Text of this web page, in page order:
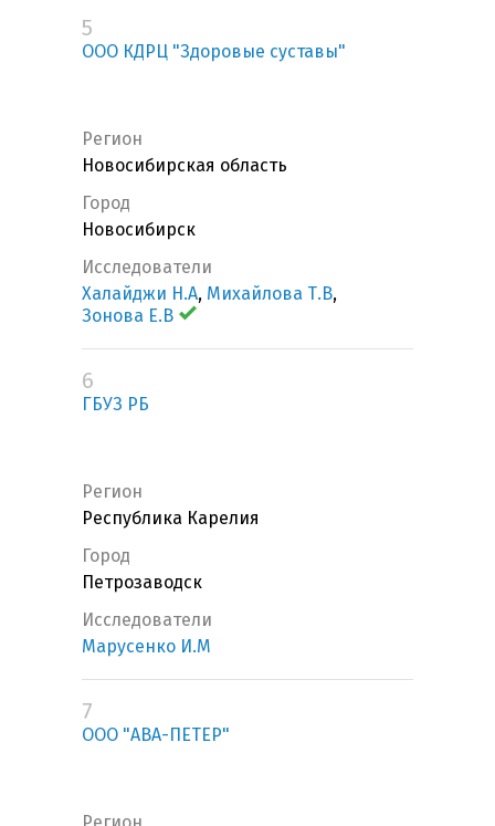
5
ООО КДРЦ "Здоровые суставы"
Регион
Новосибирская область
Город
Новосибирск
Исследователи
Халайджи Н.А, Михайлова Т.В,
Зонова Е.В
6
ГБУЗ РБ
Регион
Республика Карелия
Город
Петрозаводск
Исследователи
Марусенко И.М
7
ООО "АВА-ПЕТЕР"